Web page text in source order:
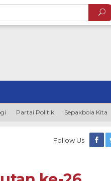
Partai Politik Sepakbola Kita
Follow Us